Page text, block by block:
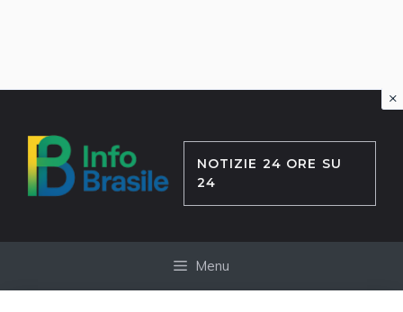
contenuto
NOTIZIE 24 ORE SU
24
Menu
×